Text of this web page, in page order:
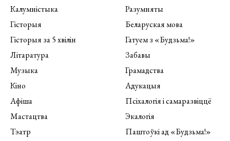
Калумністыка
Гісторыя
Гісторыя за 5 хвілін
Літаратура
Музыка
Кіно
Афіша
Мастацтва
Тэатр
Разумняты
Беларуская мова
Гатуем з «Будзьма!»
Забавы
Грамадства
Адукацыя
Псіхалогія і самаразвіццё
Экалогія
Паштоўкі ад «Будзьма!»